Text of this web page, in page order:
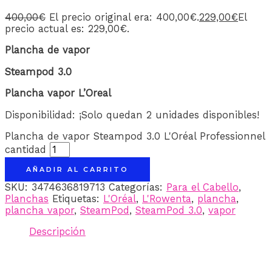
400,00€ El precio original era: 400,00€.229,00€El
precio actual es: 229,00€.
Plancha de vapor
Steampod 3.0
Plancha vapor L’Oreal
Disponibilidad: ¡Solo quedan 2 unidades disponibles!
Plancha de vapor Steampod 3.0 L'Oréal Professionnel
cantidad
AÑADIR AL CARRITO
SKU: 3474636819713 Categorías: Para el Cabello,
Planchas Etiquetas: L'Oréal, L'Rowenta, plancha,
plancha vapor, SteamPod , SteamPod 3.0, vapor
Descripción